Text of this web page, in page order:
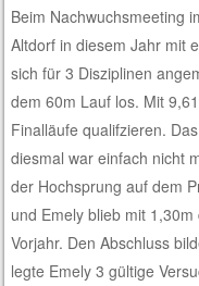
Beim Nachwuchsmeeting
Altdorf in diesem Jahr mit
sich für 3 Disziplinen
dem 60m Lauf los. Mit
Finalläufe qualifzieren.
diesmal war einfach nicht
der Hochsprung auf dem
und Emely blieb mit
Vorjahr. Den Abschluss
legte Emely 3 gültige